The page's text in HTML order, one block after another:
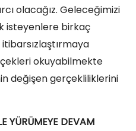
olacağız. Geleceğimizi
isteyenlere birkaç
okuyabilmekte
değişen gerçekliliklerini
YÜRÜMEYE DEVAM